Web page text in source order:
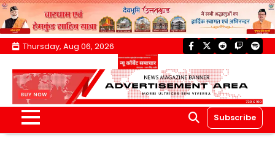
Skip
content
Thursday, Aug 06, 2026 facebook
twitterreddittwitch
Subscribe